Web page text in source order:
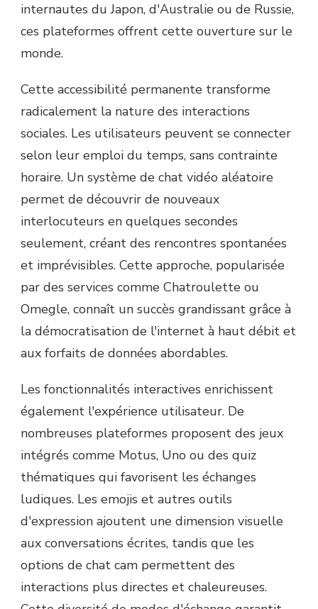
internautes du Japon, d'Australie ou de Russie,
ces plateformes offrent cette ouverture sur le
monde.
Cette accessibilité permanente transforme
radicalement la nature des interactions
sociales. Les utilisateurs peuvent se connecter
selon leur emploi du temps, sans contrainte
horaire. Un système de chat vidéo aléatoire
permet de découvrir de nouveaux
interlocuteurs en quelques secondes
seulement, créant des rencontres spontanées
et imprévisibles. Cette approche, popularisée
par des services comme Chatroulette ou
Omegle, connaît un succès grandissant grâce à
la démocratisation de l'internet à haut débit et
aux forfaits de données abordables.
Les fonctionnalités interactives enrichissent
également l'expérience utilisateur. De
nombreuses plateformes proposent des jeux
intégrés comme Motus, Uno ou des quiz
thématiques qui favorisent les échanges
ludiques. Les emojis et autres outils
d'expression ajoutent une dimension visuelle
aux conversations écrites, tandis que les
options de chat cam permettent des
interactions plus directes et chaleureuses.